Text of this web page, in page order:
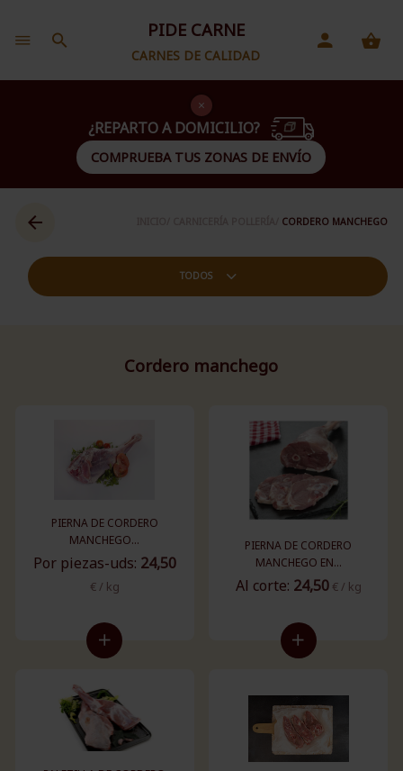
PIDE CARNE
CARNES DE CALIDAD
¿REPARTO A DOMICILIO?
COMPRUEBA TUS ZONAS DE ENVÍO
CORDERO MANCHEGO
TODOS
Cordero manchego
PIERNA DE CORDERO
MANCHEGO...
Por piezas-uds: 24,50
€ / kg
PIERNA DE CORDERO
MANCHEGO EN...
Al corte: 24,50€ / kg